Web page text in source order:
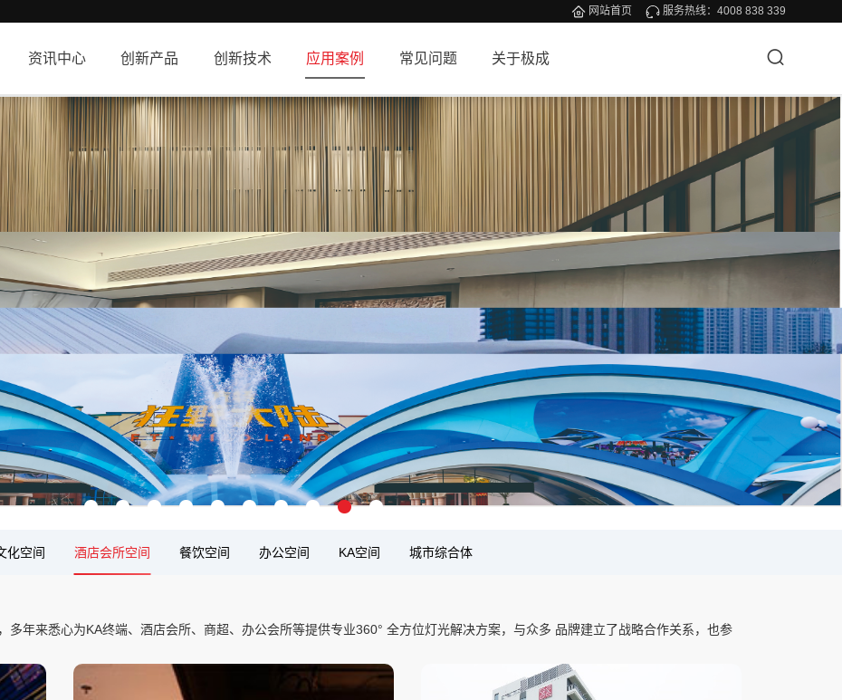
网站首页 服务热线：4008 838 339
资讯中心 创新产品 创新技术 应用案例 常见问题 关于极成
化空间 酒店会所空间 餐饮空间 办公空间 KA空间 城市综合体
年来悉心为KA终端、酒店会所、商超、办公会所等提供专业360° 全方位灯光解决方案，与众多 品牌建立了战略合作关系，也参